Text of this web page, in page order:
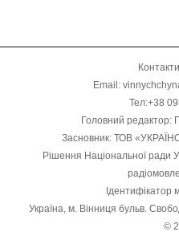
Email:
Тел:+38
Головний редактор:
Засновник: ТОВ
Рішення Національної ради
Ідентифікатор
Україна, м. Вінниця бульв.
©